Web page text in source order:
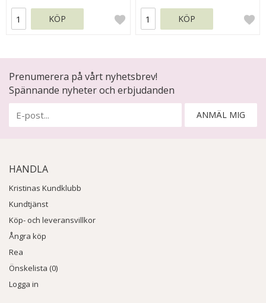
KÖP KÖP
Prenumerera på vårt nyhetsbrev!
Spännande nyheter och erbjudanden
ANMÄL MIG
HANDLA
Kristinas Kundklubb
Kundtjänst
Köp- och leveransvillkor
Ångra köp
Rea
Önskelista (0)
Logga in